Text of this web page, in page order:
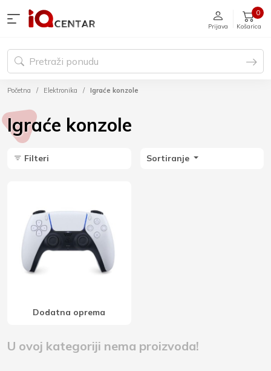
Prijava Košarica
0
Početna Elektronika Igraće konzole
Igraće konzole
Filteri Sortiranje
Dodatna oprema
U ovoj kategoriji nema proizvoda!